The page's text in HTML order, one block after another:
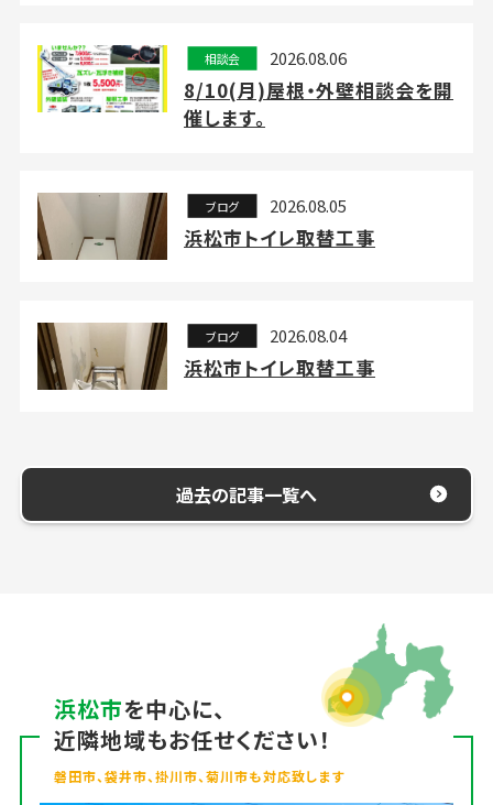
相談会 2026.08.06
8/10(月)屋根・外壁相談会を開
催します。
ブログ 2026.08.05
浜松市トイレ取替工事
ブログ 2026.08.04
浜松市トイレ取替工事
過去の記事一覧へ
浜松市を中心に、
近隣地域もお任せください！
磐田市、袋井市、掛川市、菊川市も対応致します